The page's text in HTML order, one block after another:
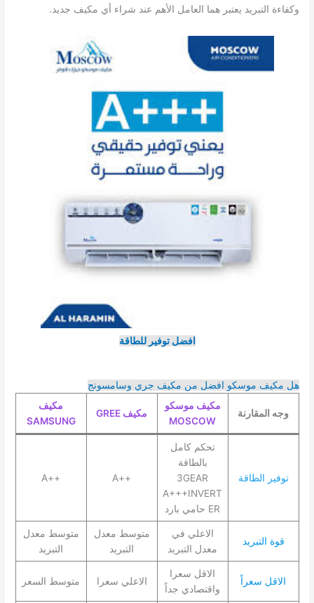
وكفاءة التبريد يعتبر هما العامل الأهم عند شراء أي مكيف جديد.
افضل توفير للطاقة
هل مكيف موسكو افضل من مكيف جري وسامسونج
وجه المقارنة
مكيف موسكو
MOSCOW
مكيف GREE
مكيف
SAMSUNG
توفير الطاقة
تحكم كامل
بالطاقة
3GEAR
A+++INVERT
ER حامي بارد
++A
++A
قوة التبريد
الاعلي في
معدل التبريد
متوسط معدل
التبريد
متوسط معدل
التبريد
الاقل سعراً
الاقل سعرا
واقتصادي جداً
الاعلي سعرا متوسط السعر